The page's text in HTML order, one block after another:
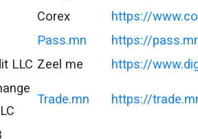
Corex
https://
Pass.mn
https://
LLC Zeel me https://
Trade.mn https://